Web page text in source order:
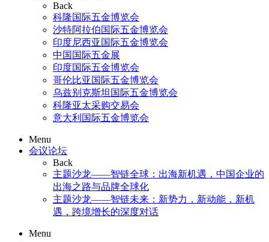
Back
科隆国际五金博览会
沙特阿拉伯国际五金博览会
印度尼西亚国际五金博览会
中国国际五金展
印度国际五金博览会
哥伦比亚国际五金博览会
乌兹别克斯坦国际五金博览会
科隆亚太采购交易会
意大利国际五金博览会
Menu
会议论坛
Back
主题沙龙——智链全球：出海新机遇，中国企业的
出海之路与品牌全球化
主题沙龙——智链未来：新势力，新动能，新机
遇，跨境增长的深度对话
Menu